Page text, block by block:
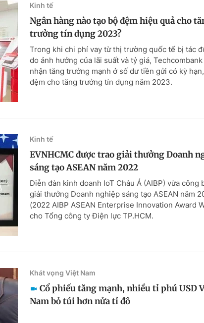
Kinh tế
Ngân hàng nào tạo bộ đệm hiệu quả cho
trưởng tín dụng 2023?
Trong khi chi phí vay từ thị trường quốc tế bị tác
do ảnh hưởng của lãi suất và tỷ giá,
nhận tăng trưởng mạnh ở số dư tiền gửi có kỳ
đệm cho tăng trưởng tín dụng năm 2023.
Kinh tế
EVNHCMC được trao giải thưởng Doanh
sáng tạo ASEAN năm 2022
Diễn đàn kinh doanh IoT Châu Á (AIBP) vừa công
giải thưởng Doanh nghiệp sáng tạo ASEAN năm
(2022 AIBP ASEAN Enterprise Innovation Award
cho Tổng công ty Điện lực TP.HCM.
Khát vọng Việt Nam
Cổ phiếu tăng mạnh, nhiều tỉ phú USD
Nam bỏ túi hơn nửa tỉ đô